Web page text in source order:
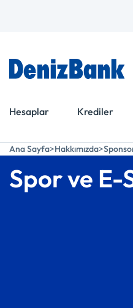
Hesaplar Krediler
Ana Sayfa Hakkımızda
Spor ve E-